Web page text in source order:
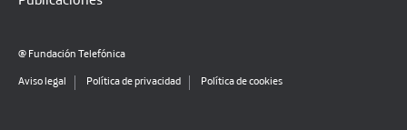
@ Fundación Telefónica
Aviso legal Política de privacidad Política de cookies